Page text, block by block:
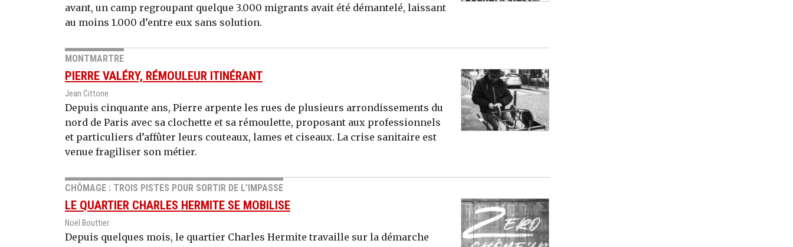
avant, un camp regroupant quelque 3.000 migrants avait été démantelé, laissant
au moins 1.000 d’entre eux sans solution.
MONTMARTRE
PIERRE VALÉRY, RÉMOULEUR ITINÉRANT
Jean Cittone
Depuis cinquante ans, Pierre arpente les rues de plusieurs arrondissements du
nord de Paris avec sa clochette et sa rémoulette, proposant aux professionnels
et particuliers d’affûter leurs couteaux, lames et ciseaux. La crise sanitaire est
venue fragiliser son métier.
CHÔMAGE : TROIS PISTES POUR SORTIR DE L’IMPASSE
LE QUARTIER CHARLES HERMITE SE MOBILISE
Noël Bouttier
Depuis quelques mois, le quartier Charles Hermite travaille sur la démarche